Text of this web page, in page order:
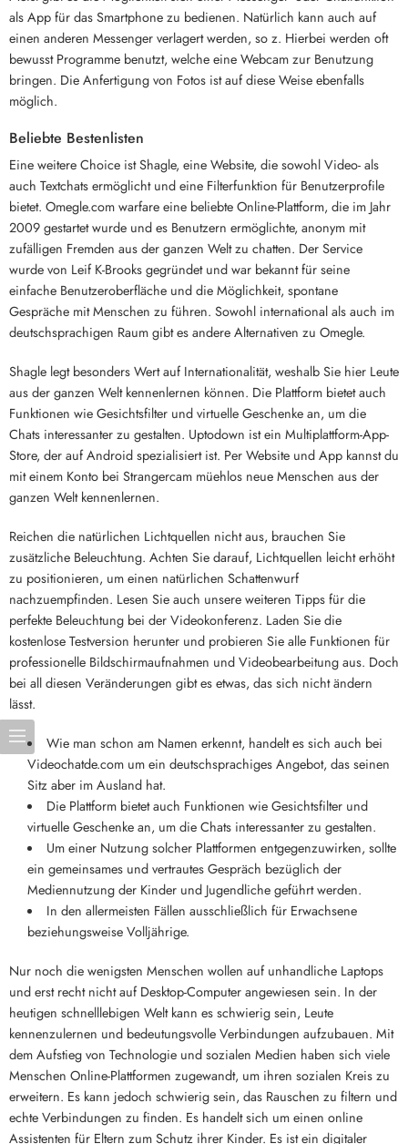
als App für das Smartphone zu bedienen. Natürlich kann auch auf
einen anderen Messenger verlagert werden, so z. Hierbei werden oft
bewusst Programme benutzt, welche eine Webcam zur Benutzung
bringen. Die Anfertigung von Fotos ist auf diese Weise ebenfalls
möglich.
Beliebte Bestenlisten
Eine weitere Choice ist Shagle, eine Website, die sowohl Video- als
auch Textchats ermöglicht und eine Filterfunktion für Benutzerprofile
bietet. Omegle.com warfare eine beliebte Online-Plattform, die im Jahr
2009 gestartet wurde und es Benutzern ermöglichte, anonym mit
zufälligen Fremden aus der ganzen Welt zu chatten. Der Service
wurde von Leif K-Brooks gegründet und war bekannt für seine
einfache Benutzeroberfläche und die Möglichkeit, spontane
Gespräche mit Menschen zu führen. Sowohl international als auch im
deutschsprachigen Raum gibt es andere Alternativen zu Omegle.
Shagle legt besonders Wert auf Internationalität, weshalb Sie hier Leute
aus der ganzen Welt kennenlernen können. Die Plattform bietet auch
Funktionen wie Gesichtsfilter und virtuelle Geschenke an, um die
Chats interessanter zu gestalten. Uptodown ist ein Multiplattform-App-
Store, der auf Android spezialisiert ist. Per Website und App kannst du
mit einem Konto bei Strangercam müehlos neue Menschen aus der
ganzen Welt kennenlernen.
Reichen die natürlichen Lichtquellen nicht aus, brauchen Sie
zusätzliche Beleuchtung. Achten Sie darauf, Lichtquellen leicht erhöht
zu positionieren, um einen natürlichen Schattenwurf
nachzuempfinden. Lesen Sie auch unsere weiteren Tipps für die
perfekte Beleuchtung bei der Videokonferenz. Laden Sie die
kostenlose Testversion herunter und probieren Sie alle Funktionen für
professionelle Bildschirmaufnahmen und Videobearbeitung aus. Doch
bei all diesen Veränderungen gibt es etwas, das sich nicht ändern
lässt.
Wie man schon am Namen erkennt, handelt es sich auch bei
Videochatde.com um ein deutschsprachiges Angebot, das seinen
Sitz aber im Ausland hat.
Die Plattform bietet auch Funktionen wie Gesichtsfilter und
virtuelle Geschenke an, um die Chats interessanter zu gestalten.
Um einer Nutzung solcher Plattformen entgegenzuwirken, sollte
ein gemeinsames und vertrautes Gespräch bezüglich der
Mediennutzung der Kinder und Jugendliche geführt werden.
In den allermeisten Fällen ausschließlich für Erwachsene
beziehungsweise Volljährige.
Nur noch die wenigsten Menschen wollen auf unhandliche Laptops
und erst recht nicht auf Desktop-Computer angewiesen sein. In der
heutigen schnelllebigen Welt kann es schwierig sein, Leute
kennenzulernen und bedeutungsvolle Verbindungen aufzubauen. Mit
dem Aufstieg von Technologie und sozialen Medien haben sich viele
Menschen Online-Plattformen zugewandt, um ihren sozialen Kreis zu
erweitern. Es kann jedoch schwierig sein, das Rauschen zu filtern und
echte Verbindungen zu finden. Es handelt sich um einen online
Assistenten für Eltern zum Schutz ihrer Kinder. Es ist ein digitaler